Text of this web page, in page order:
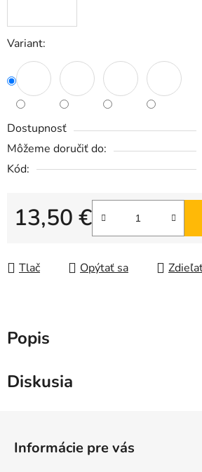
Variant:
Dostupnosť
Môžeme doručiť do:
Kód:
13,50 €
Jednotková cena:
Tlač Opýtať sa
Popis
Diskusia
Informácie pre vás